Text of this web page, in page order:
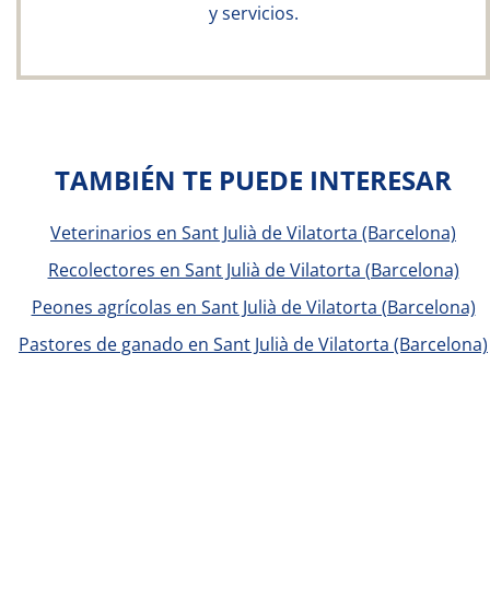
y servicios.
TAMBIÉN TE PUEDE INTERESAR
Veterinarios en Sant Julià de Vilatorta (Barcelona)
Recolectores en Sant Julià de Vilatorta (Barcelona)
Peones agrícolas en Sant Julià de Vilatorta (Barcelona)
Pastores de ganado en Sant Julià de Vilatorta (Barcelona)